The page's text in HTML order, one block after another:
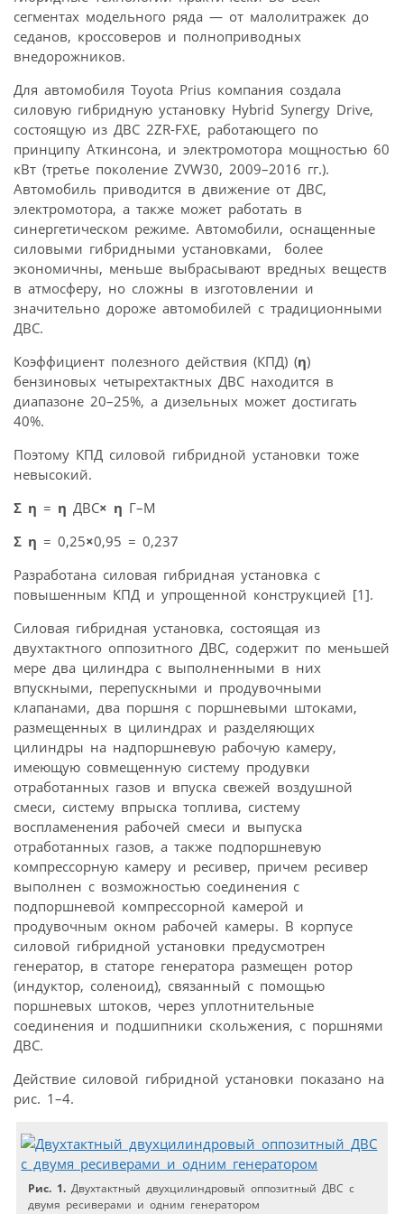
сегментах модельного ряда — от малолитражек до
седанов, кроссоверов и полнопривод­ных
внедорожников.
Для автомобиля Toyota Prius компания создала
силовую гибридную установку Hybrid Synergy Drive,
состоящую из ДВС 2ZR-FXE, работающего по
принципу Аткинсона, и электромотора мощностью 60
кВт (третье поколение ZVW30, 2009–2016 гг.).
Автомобиль приводится в движение от ДВС,
электромотора, а также может работать в
синергетическом режиме. Автомобили, оснащенные
силовыми гибридными установками, более
экономичны, меньше выбрасывают вредных веществ
в атмосферу, но сложны в изготовлении и
значительно дороже автомобилей с традиционными
ДВС.
Коэффициент полезного действия (КПД) (η)
бензиновых четырехтактных ДВС находится в
диапазоне 20–25%, а дизельных может достигать
40%.
Поэтому КПД силовой гибридной установки тоже
невысокий.
Ʃ η = η ДВС× η Г–М
Ʃ η = 0,25×0,95 = 0,237
Разработана силовая гибридная установка с
повышенным КПД и упрощенной конструкцией [1].
Силовая гибридная установка, состоящая из
двухтактного оппозитного ДВС, содержит по меньшей
мере два цилиндра с выполненными в них
впускными, перепускными и продувочными
клапанами, два поршня с поршневыми штоками,
размещенных в цилиндрах и разделяющих
цилиндры на надпоршневую рабочую камеру,
имеющую совмещенную систему продувки
отработанных газов и впуска свежей воздушной
смеси, систему впрыска топлива, систему
воспламенения рабочей смеси и выпуска
отработанных газов, а также подпоршневую
компрессорную камеру и ресивер, причем ресивер
выполнен с возможностью соединения с
подпоршневой компрессорной камерой и
продувочным окном рабочей камеры. В корпусе
силовой гибридной установки предусмотрен
генератор, в статоре генератора размещен ротор
(индуктор, соленоид), связанный с помощью
поршневых штоков, через уплотнительные
соединения и подшипники скольжения, с поршнями
ДВС.
Действие силовой гибридной установки показано на
рис. 1–4.
Рис. 1. Двухтактный двухцилиндровый оппозитный ДВС с
двумя ресиверами и одним генератором